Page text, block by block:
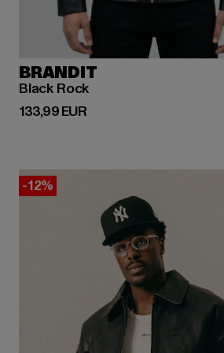
BRANDIT
Black Rock
133,99 EUR
Derzeitiger Preis: 133,99 EUR
-12%